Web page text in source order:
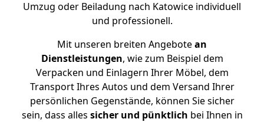
Umzug oder Beiladung nach Katowice individuell
und professionell.
Mit unseren breiten Angebotean
Dienstleistungen, wie zum Beispiel dem
Verpacken und Einlagern Ihrer Möbel, dem
Transport Ihres Autos und dem Versand Ihrer
persönlichen Gegenstände, können Sie sicher
sein, dass alles sicher und pünktlich bei Ihnen in